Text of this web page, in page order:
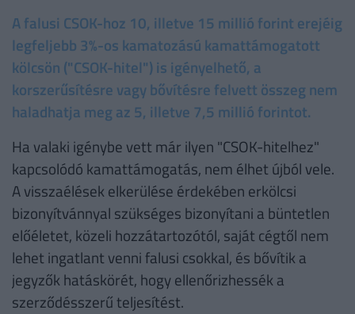
A falusi CSOK-hoz 10, illetve 15 millió forint erejéig
legfeljebb 3%-os kamatozású kamattámogatott
kölcsön ("CSOK-hitel") is igényelhető, a
korszerűsítésre vagy bővítésre felvett összeg nem
haladhatja meg az 5, illetve 7,5 millió forintot.
Ha valaki igénybe vett már ilyen "CSOK-hitelhez"
kapcsolódó kamattámogatás, nem élhet újból vele.
A visszaélések elkerülése érdekében erkölcsi
bizonyítvánnyal szükséges bizonyítani a büntetlen
előéletet, közeli hozzátartozótól, saját cégtől nem
lehet ingatlant venni falusi csokkal, és bővítik a
jegyzők hatáskörét, hogy ellenőrizhessék a
szerződésszerű teljesítést.